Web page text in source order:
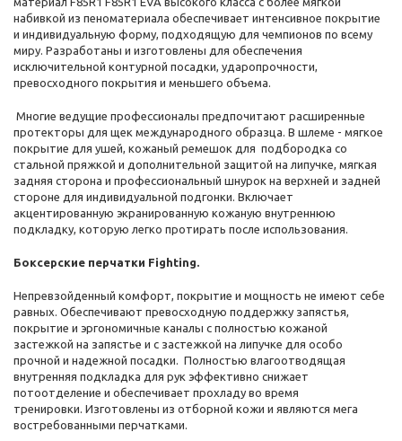
набивкой из пеноматериала обеспечивает интенсивное покрытие
и индивидуальную форму, подходящую для чемпионов по всему
миру. Разработаны и изготовлены для обеспечения
исключительной контурной посадки, ударопрочности,
превосходного покрытия и меньшего объема.
Многие ведущие профессионалы предпочитают расширенные
протекторы для щек международного образца. В шлеме - мягкое
покрытие для ушей, кожаный ремешок для подбородка со
стальной пряжкой и дополнительной защитой на липучке, мягкая
задняя сторона и профессиональный шнурок на верхней и задней
стороне для индивидуальной подгонки. Включает
акцентированную экранированную кожаную внутреннюю
подкладку, которую легко протирать после использования.
Боксерские перчатки Fighting.
Непревзойденный комфорт, покрытие и мощность не имеют себе
равных. Обеспечивают превосходную поддержку запястья,
покрытие и эргономичные каналы с полностью кожаной
застежкой на запястье и с застежкой на липучке для особо
прочной и надежной посадки. Полностью влагоотводящая
внутренняя подкладка для рук эффективно снижает
потоотделение и обеспечивает прохладу во время
тренировки. Изготовлены из отборной кожи и являются мега
востребованными перчатками.